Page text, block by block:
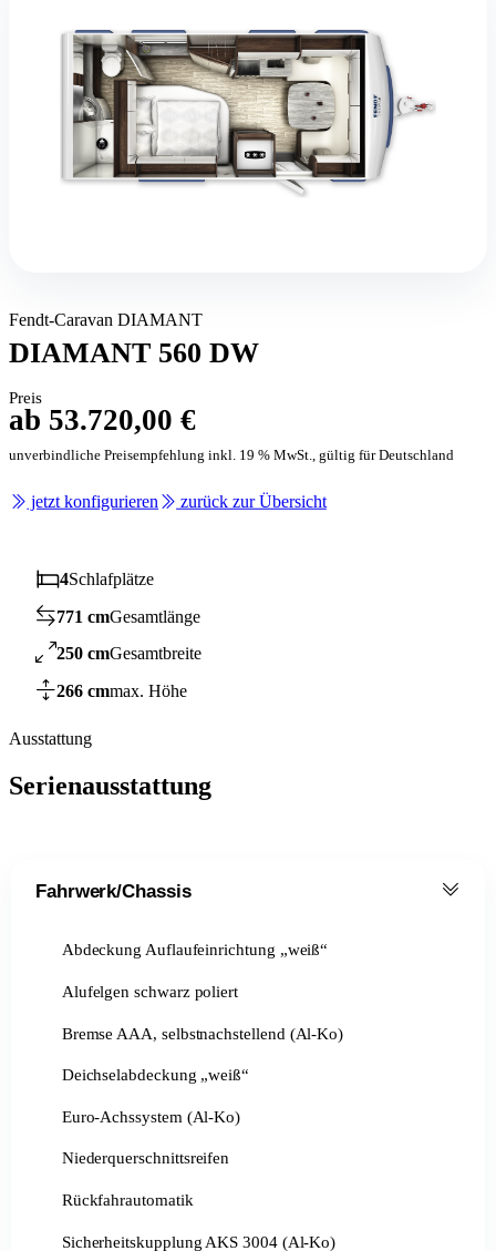
Fendt-Caravan DIAMANT
DIAMANT 560 DW
Preis
ab 53.720,00 €
unverbindliche Preisempfehlung inkl. 19 % MwSt., gültig für Deutschland
jetzt konfigurieren zurück zur Übersicht
4Schlafplätze
771 cmGesamtlänge
250 cmGesamtbreite
266 cmmax. Höhe
Ausstattung
Serienausstattung
Fahrwerk/Chassis
Abdeckung Auflaufeinrichtung „weiß“
Alufelgen schwarz poliert
Bremse AAA, selbstnachstellend (Al-Ko)
Deichselabdeckung „weiß“
Euro-Achssystem (Al-Ko)
Niederquerschnittsreifen
Rückfahrautomatik
Sicherheitskupplung AKS 3004 (Al-Ko)